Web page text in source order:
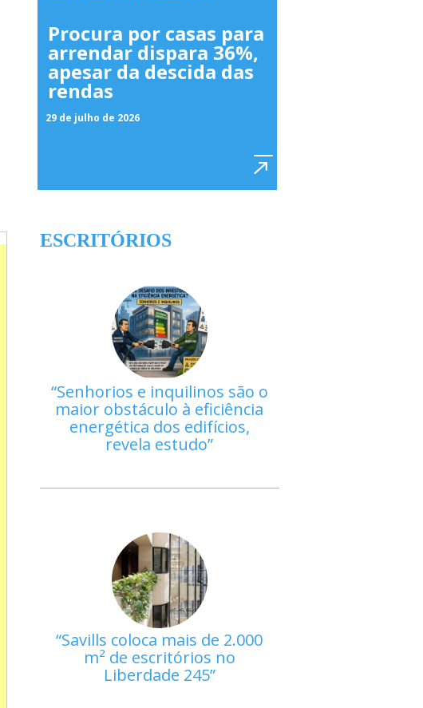
Procura por casas para
arrendar dispara 36%,
apesar da descida das
rendas
29 de julho de 2026
ESCRITÓRIOS
Senhorios e inquilinos são o
maior obstáculo à eficiência
energética dos edifícios,
revela estudo
Savills coloca mais de 2.000
m² de escritórios no
Liberdade 245